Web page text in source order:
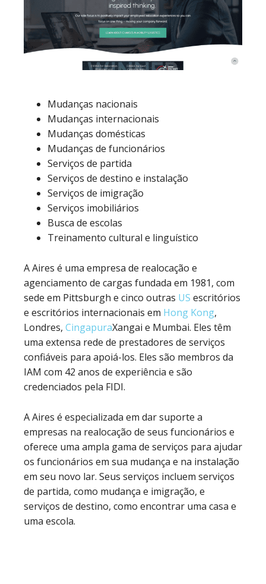
Mudanças nacionais
Mudanças internacionais
Mudanças domésticas
Mudanças de funcionários
Serviços de partida
Serviços de destino e instalação
Serviços de imigração
Serviços imobiliários
Busca de escolas
Treinamento cultural e linguístico
A Aires é uma empresa de realocação e
agenciamento de cargas fundada em 1981, com
sede em Pittsburgh e cinco outras US escritórios
e escritórios internacionais em Hong Kong,
Londres, CingapuraXangai e Mumbai. Eles têm
uma extensa rede de prestadores de serviços
confiáveis para apoiá-los. Eles são membros da
IAM com 42 anos de experiência e são
credenciados pela FIDI.
A Aires é especializada em dar suporte a
empresas na realocação de seus funcionários e
oferece uma ampla gama de serviços para ajudar
os funcionários em sua mudança e na instalação
em seu novo lar. Seus serviços incluem serviços
de partida, como mudança e imigração, e
serviços de destino, como encontrar uma casa e
uma escola.